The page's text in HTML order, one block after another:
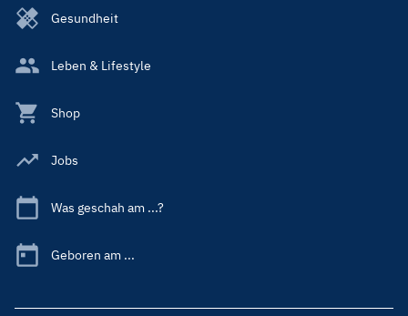
Gesundheit
Leben & Lifestyle
Shop
Jobs
Was geschah am ...?
Geboren am ...